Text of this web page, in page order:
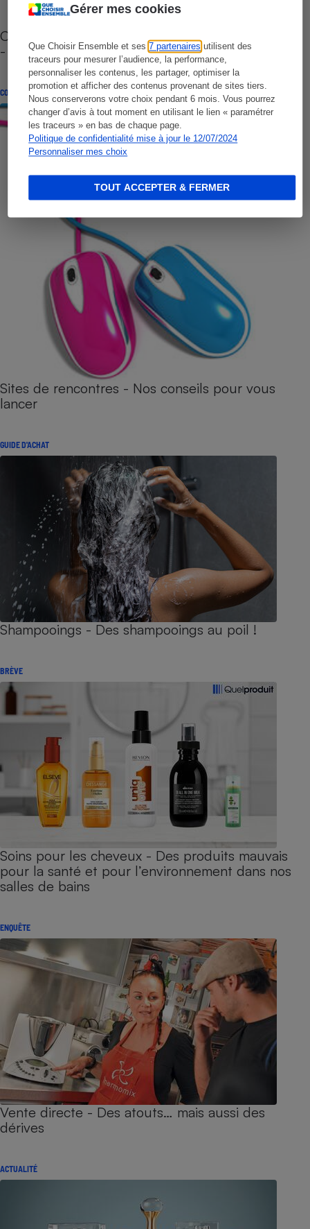
Gérer mes cookies
Que Choisir Ensemble et ses7 partenaires utilisent des
traceurs pour mesurer l’audience, la performance,
personnaliser les contenus, les partager, optimiser la
promotion et afficher des contenus provenant de sites tiers.
Nous conserverons votre choix pendant 6 mois. Vous pourrez
changer d’avis à tout moment en utilisant le lien « paramétrer
les traceurs » en bas de chaque page.
Politique de confidentialité mise à jour le 12/07/2024
Personnaliser mes choix
TOUT ACCEPTER & FERMER
Cafetière à capsules zéro déchet CoffeeB (vidéo)
- Premières impressions
CONSEILS
Sites de rencontres - Nos conseils pour vous
lancer
GUIDE D'ACHAT
Shampooings - Des shampooings au poil !
BRÈVE
Soins pour les cheveux - Des produits mauvais
pour la santé et pour l’environnement dans nos
salles de bains
ENQUÊTE
Vente directe - Des atouts… mais aussi des
dérives
ACTUALITÉ